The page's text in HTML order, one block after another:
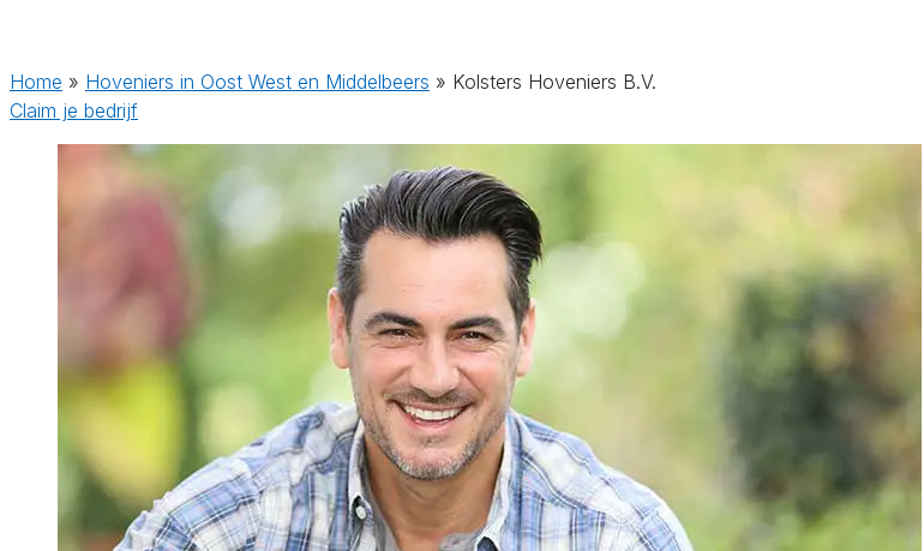
Home » Hoveniers in Oost West en Middelbeers » Kolsters Hoveniers B.V.
Claim je bedrijf